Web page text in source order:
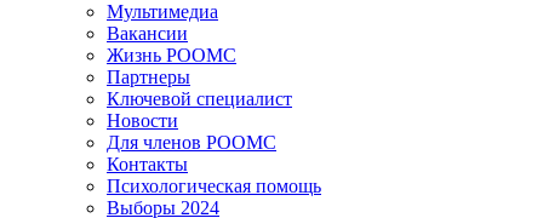
Мультимедиа
Вакансии
Жизнь РООМС
Партнеры
Ключевой специалист
Новости
Для членов РООМС
Контакты
Психологическая помощь
Выборы 2024